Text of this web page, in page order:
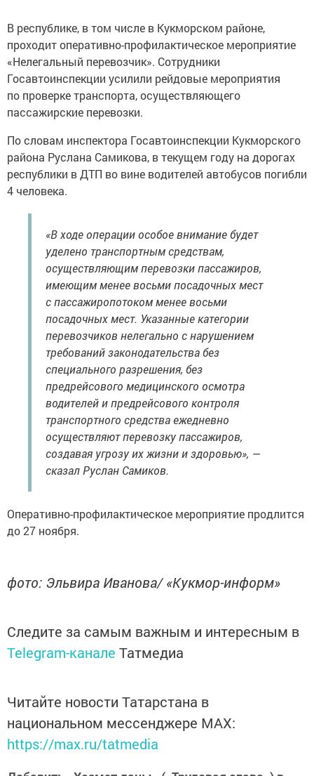
В республике, в том числе в Кукморском районе,
проходит оперативно-профилактическое мероприятие
«Нелегальный перевозчик». Сотрудники
Госавтоинспекции усилили рейдовые мероприятия
по проверке транспорта, осуществляющего
пассажирские перевозки.
По словам инспектора Госавтоинспекции Кукморского
района Руслана Самикова, в текущем году на дорогах
республики в ДТП во вине водителей автобусов погибли
4 человека.
«В ходе операции особое внимание будет
уделено транспортным средствам,
осуществляющим перевозки пассажиров,
имеющим менее восьми посадочных мест
с пассажиропотоком менее восьми
посадочных мест. Указанные категории
перевозчиков нелегально с нарушением
требований законодательства без
специального разрешения, без
предрейсового медицинского осмотра
водителей и предрейсового контроля
транспортного средства ежедневно
осуществляют перевозку пассажиров,
создавая угрозу их жизни и здоровью», —
сказал Руслан Самиков.
Оперативно-профилактическое мероприятие продлится
до 27 ноября.
фото: Эльвира Иванова/ «Кукмор-информ»
Следите за самым важным и интересным в
Telegram-канале Татмедиа
Читайте новости Татарстана в
национальном мессенджере MАХ:
https://max.ru/tatmedia